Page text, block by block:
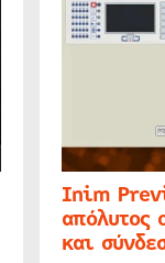
Inim
απόλυτος
και